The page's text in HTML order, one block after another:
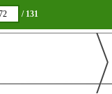
/ 131